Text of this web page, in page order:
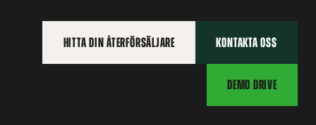
HITTA DIN ÅTERFÖRSÄLJARE KONTAKTA OSS
DEMO DRIVE